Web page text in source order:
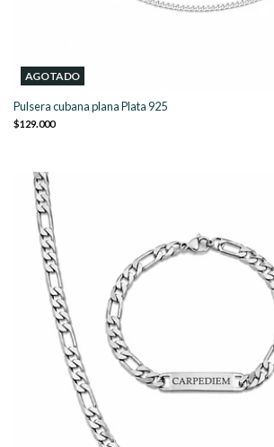
AGOTADO
Pulsera cubana plana Plata 925
$129.000